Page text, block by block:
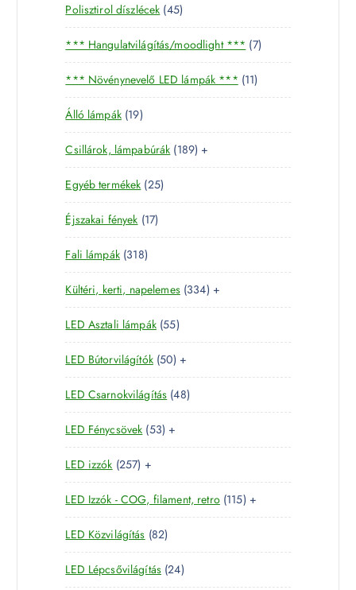
Polisztirol díszlécek 454
5
t
e
r
m
k
*** Hangulatvilágítás/moodlight *** 77
t
r
é
*** Növénynevelő LED lámpák *** 111
1
e
m
k
Álló lámpák 191
9
t
e
r
m
é
k
Csillárok, lámpabúrák 1891
8
t
r
é
k
+
Egyéb termékek 252
5
e
m
é
k
Éjszakai fények 171
7
e
r
m
é
k
Fali lámpák 3183
1
8
t
e
r
m
é
k
Kültéri, kerti, napelemes 3343
3
t
r
é
+
LED Asztali lámpák 555
5
t
e
r
m
k
LED Bútorvilágítók 505
0
t
e
r
m
k
+
LED Csarnokvilágítás 484
8
e
m
é
k
LED Fénycsövek 535
3
e
r
m
é
k
+
LED izzók 2572
5
7
t
e
r
m
+
LED Izzók - COG, filament, retro 1151
1
t
+
LED Közvilágítás 828
2
t
LED Lépcsővilágítás 242